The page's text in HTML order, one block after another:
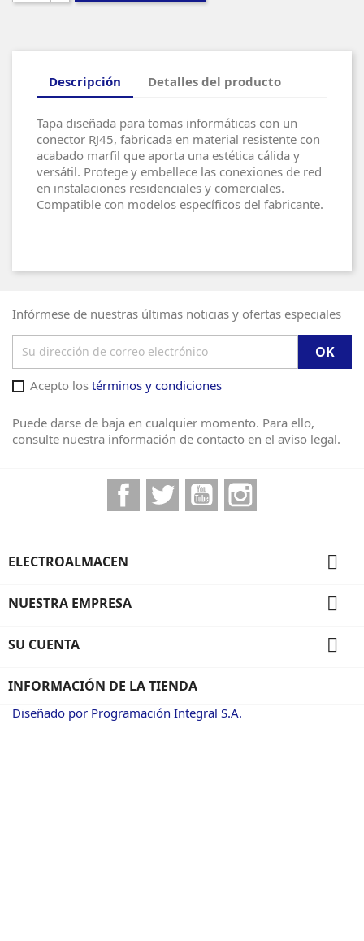
Descripción Detalles del producto
Tapa diseñada para tomas informáticas con un
conector RJ45, fabricada en material resistente con
acabado marfil que aporta una estética cálida y
versátil. Protege y embellece las conexiones de red
en instalaciones residenciales y comerciales.
Compatible con modelos específicos del fabricante.
Infórmese de nuestras últimas noticias y ofertas especiales
Acepto los términos y condiciones
Puede darse de baja en cualquier momento. Para ello,
consulte nuestra información de contacto en el aviso legal.
FacebookTwitter YouTube
ELECTROALMACEN 
NUESTRA EMPRESA 
SU CUENTA 
INFORMACIÓN DE LA TIENDA
Diseñado por Programación Integral S.A.